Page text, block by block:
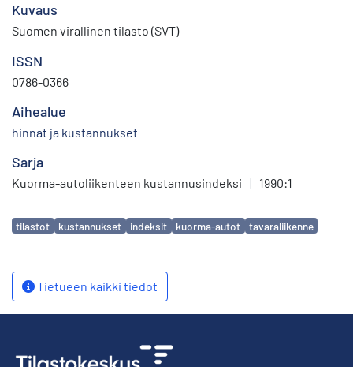
Kuvaus
Suomen virallinen tilasto (SVT)
ISSN
0786-0366
Aihealue
hinnat ja kustannukset
Sarja
Kuorma-autoliikenteen kustannusindeksi | 1990:1
Avainsanat
tilastot kustannukset indeksit kuorma-autot tavaraliikenne
Tietueen kaikki tiedot